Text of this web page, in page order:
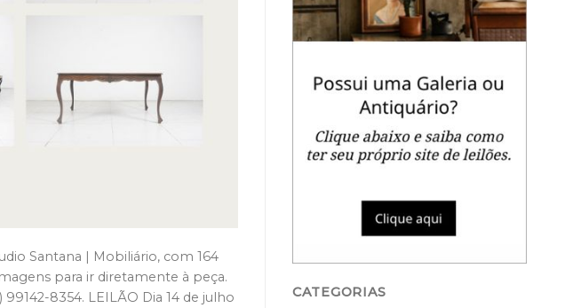
Santana | Mobiliário, com 164
para ir diretamente à peça.
99142-8354. LEILÃO Dia 14 de julho
CATEGORIAS